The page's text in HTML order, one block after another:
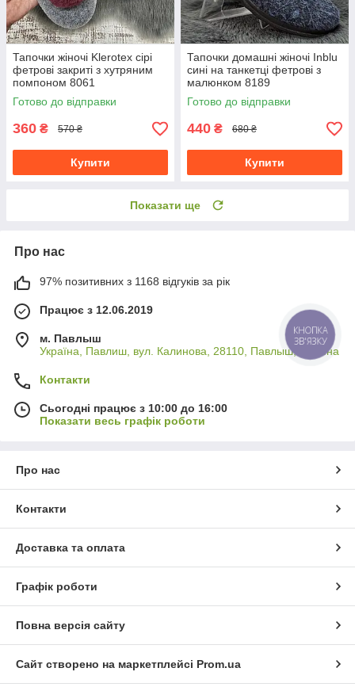
Тапочки жіночі Klerotex сірі
фетрові закриті з хутряним
помпоном 8061
Готово до відправки
360 ₴ 570 ₴
Купити
Тапочки домашні жіночі Inblu
сині на танкетці фетрові з
малюнком 8189
Готово до відправки
440 ₴ 680 ₴
Купити
Показати ще
Про нас
97% позитивних з 1168 відгуків за рік
Працює з 12.06.2019
м. Павлыш
Україна, Павлиш, вул. Калинова, 28110, Павлыш, Україна
Контакти
Сьогодні працює з 10:00 до 16:00
Показати весь графік роботи
Про нас
Контакти
Доставка та оплата
Графік роботи
Повна версія сайту
Сайт створено на маркетплейсі Prom.ua
КНОПКА
ЗВ'ЯЗКУ